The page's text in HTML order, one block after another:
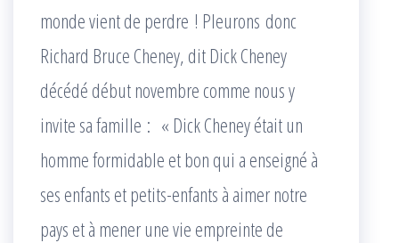
monde vient de perdre ! Pleurons donc
Richard Bruce Cheney, dit Dick Cheney
décédé début novembre comme nous y
invite sa famille : « Dick Cheney était un
homme formidable et bon qui a enseigné à
ses enfants et petits-enfants à aimer notre
pays et à mener une vie empreinte de